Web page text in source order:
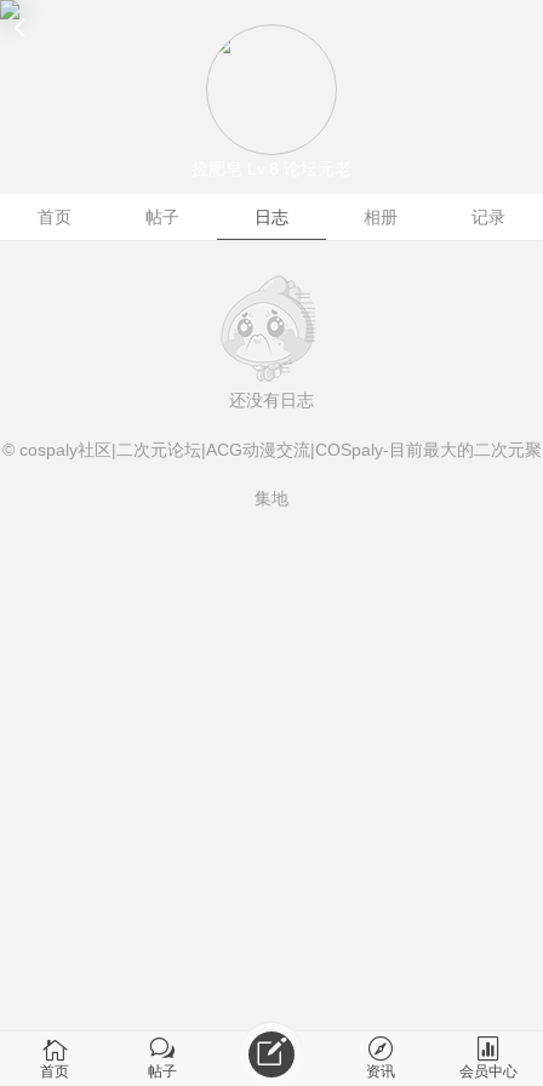
首页 帖子 日志 相册 记录
还没有日志
© cospaly社区|二次元论坛|ACG动漫交流|COSpaly-目前最大的二次元聚
集地
首页 帖子 资讯 会员中心